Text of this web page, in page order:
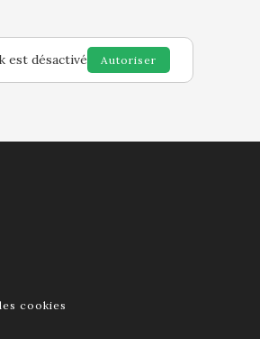
est désactivé Autoriser
cookies